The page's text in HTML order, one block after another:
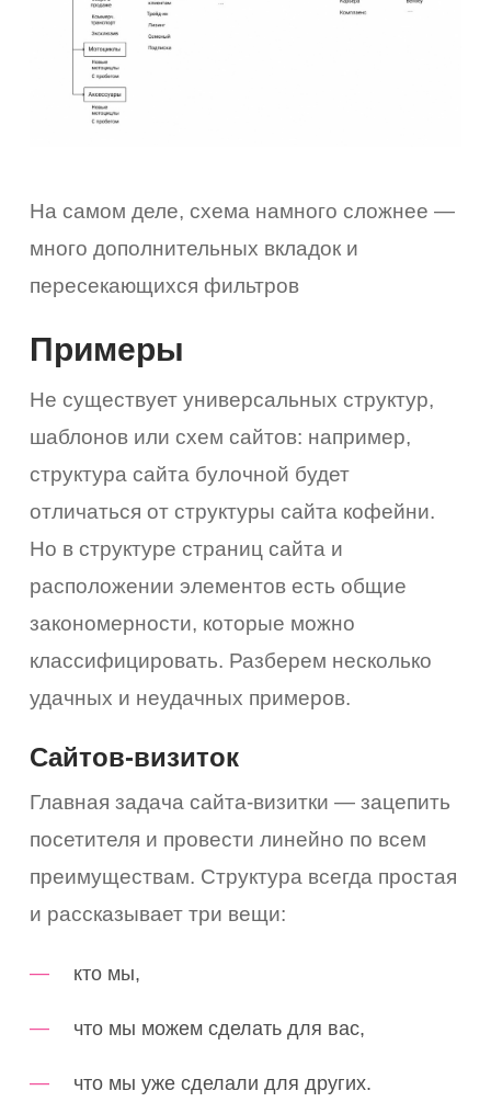
На самом деле, схема намного сложнее —
много дополнительных вкладок и
пересекающихся фильтров
Примеры
Не существует универсальных структур,
шаблонов или схем сайтов: например,
структура сайта булочной будет
отличаться от структуры сайта кофейни.
Но в структуре страниц сайта и
расположении элементов есть общие
закономерности, которые можно
классифицировать. Разберем несколько
удачных и неудачных примеров.
Сайтов-визиток
Главная задача сайта-визитки — зацепить
посетителя и провести линейно по всем
преимуществам. Структура всегда простая
и рассказывает три вещи:
кто мы,
что мы можем сделать для вас,
что мы уже сделали для других.